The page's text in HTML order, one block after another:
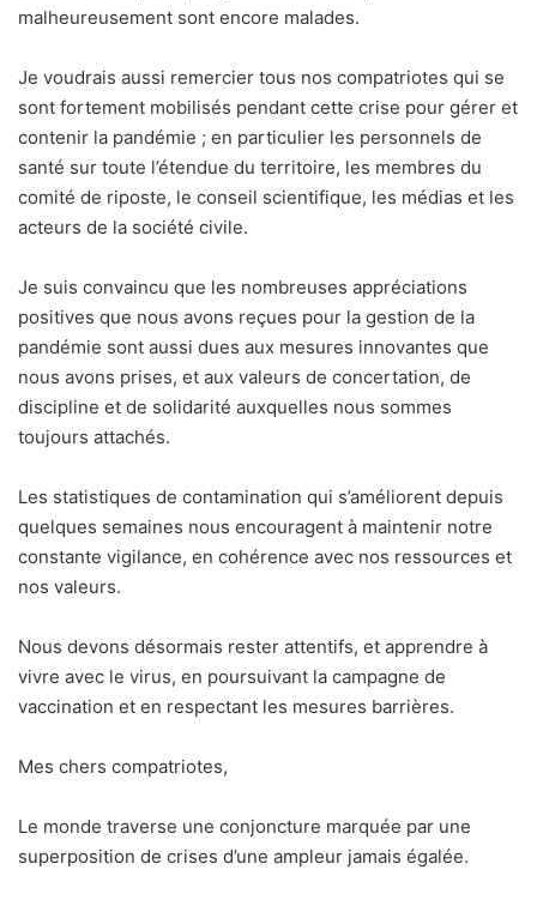
malheureusement sont encore malades.
Je voudrais aussi remercier tous nos compatriotes qui se
sont fortement mobilisés pendant cette crise pour gérer et
contenir la pandémie ; en particulier les personnels de
santé sur toute l’étendue du territoire, les membres du
comité de riposte, le conseil scientifique, les médias et les
acteurs de la société civile.
Je suis convaincu que les nombreuses appréciations
positives que nous avons reçues pour la gestion de la
pandémie sont aussi dues aux mesures innovantes que
nous avons prises, et aux valeurs de concertation, de
discipline et de solidarité auxquelles nous sommes
toujours attachés.
Les statistiques de contamination qui s’améliorent depuis
quelques semaines nous encouragent à maintenir notre
constante vigilance, en cohérence avec nos ressources et
nos valeurs.
Nous devons désormais rester attentifs, et apprendre à
vivre avec le virus, en poursuivant la campagne de
vaccination et en respectant les mesures barrières.
Mes chers compatriotes,
Le monde traverse une conjoncture marquée par une
superposition de crises d’une ampleur jamais égalée.